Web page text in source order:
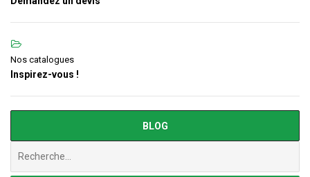
Nos catalogues
Inspirez-vous !
BLOG